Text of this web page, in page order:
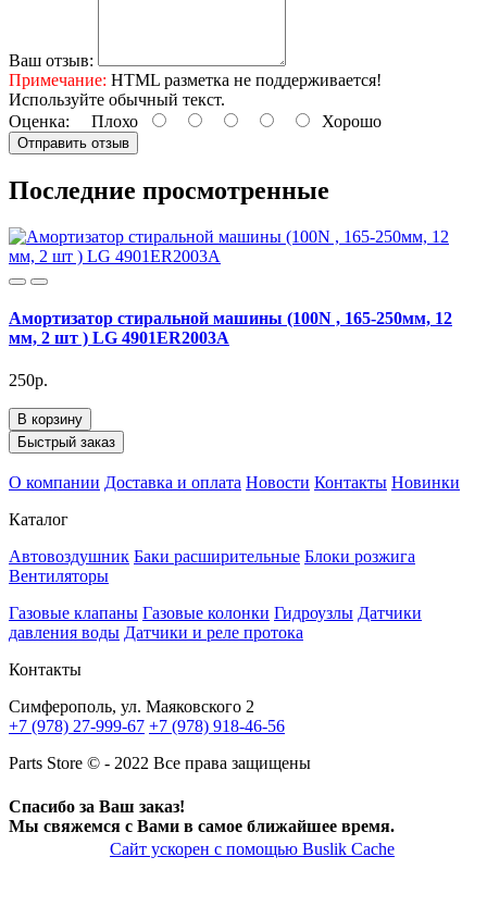
Ваш отзыв:
Примечание: HTML разметка не поддерживается!
Используйте обычный текст.
Оценка: Плохо Хорошо
Отправить отзыв
Последние просмотренные
Амортизатор стиральной машины (100N , 165-250мм, 12
мм, 2 шт ) LG 4901ER2003A
250р.
В корзину
Быстрый заказ
О компании Доставка и оплата Новости Контакты Новинки
Каталог
Автовоздушник Баки расширительные Блоки розжига
Вентиляторы
Газовые клапаны Газовые колонки Гидроузлы Датчики
давления воды Датчики и реле протока
Контакты
Симферополь, ул. Маяковского 2
+7 (978) 27-999-67 +7 (978) 918-46-56
Parts Store © - 2022 Все права защищены
Спасибо за Ваш заказ!
Мы свяжемся с Вами в самое ближайшее время.
Сайт ускорен с помощью Buslik Cache